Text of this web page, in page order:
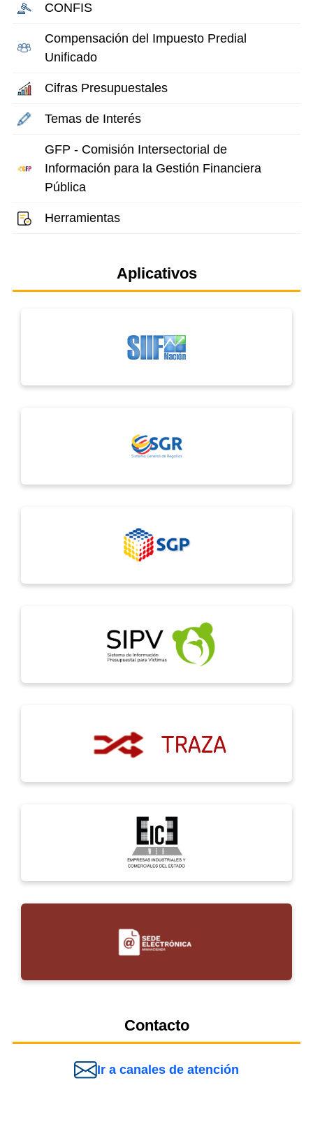
CONFIS
Compensación del Impuesto Predial
Unificado
Cifras Presupuestales
Temas de Interés
GFP - Comisión Intersectorial de
Información para la Gestión Financiera
Pública
Herramientas
Aplicativos
Contacto
Ir a canales de atención